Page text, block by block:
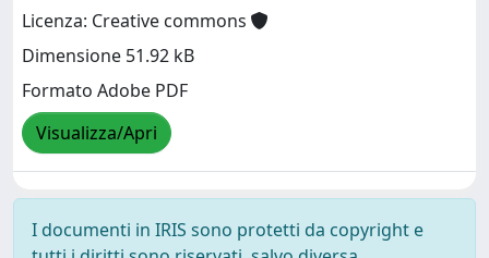
Licenza: Creative commons
Dimensione 51.92 kB
Formato Adobe PDF
Visualizza/Apri
I documenti in IRIS sono protetti da copyright e